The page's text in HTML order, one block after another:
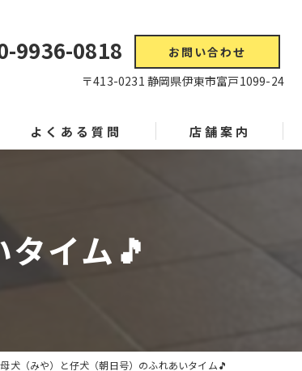
9936-0818
お問い合わせ
〒413-0231 静岡県伊東市富戸1099-24
よくある質問 店舗案内
イム🎵
母犬（みや）と仔犬（朝日号）のふれあいタイム🎵